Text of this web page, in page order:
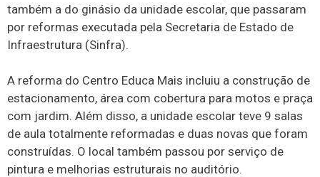
também a do ginásio da unidade escolar, que passaram
por reformas executada pela Secretaria de Estado de
Infraestrutura (Sinfra).
A reforma do Centro Educa Mais incluiu a construção de
estacionamento, área com cobertura para motos e praça
com jardim. Além disso, a unidade escolar teve 9 salas
de aula totalmente reformadas e duas novas que foram
construídas. O local também passou por serviço de
pintura e melhorias estruturais no auditório.